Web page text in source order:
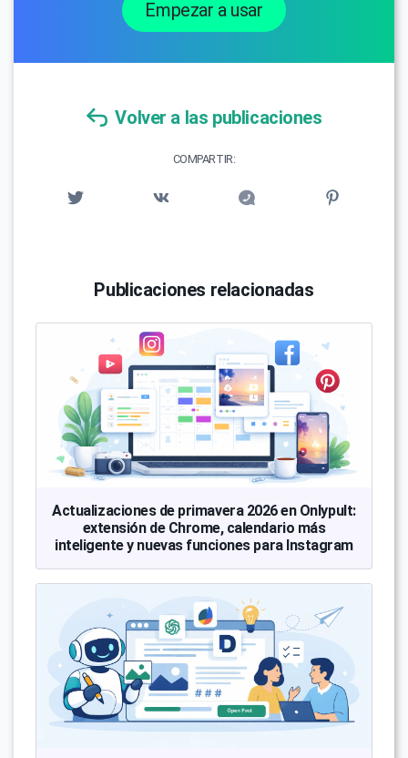
Empezar a usar
Volver a las publicaciones
COMPARTIR:
Publicaciones relacionadas
Actualizaciones de primavera 2026 en Onlypult:
extensión de Chrome, calendario más
inteligente y nuevas funciones para Instagram